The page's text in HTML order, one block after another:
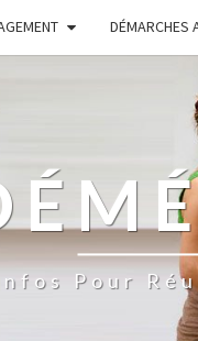
DÉMARCHES
Pour